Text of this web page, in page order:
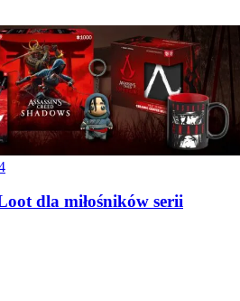
dla miłośników serii